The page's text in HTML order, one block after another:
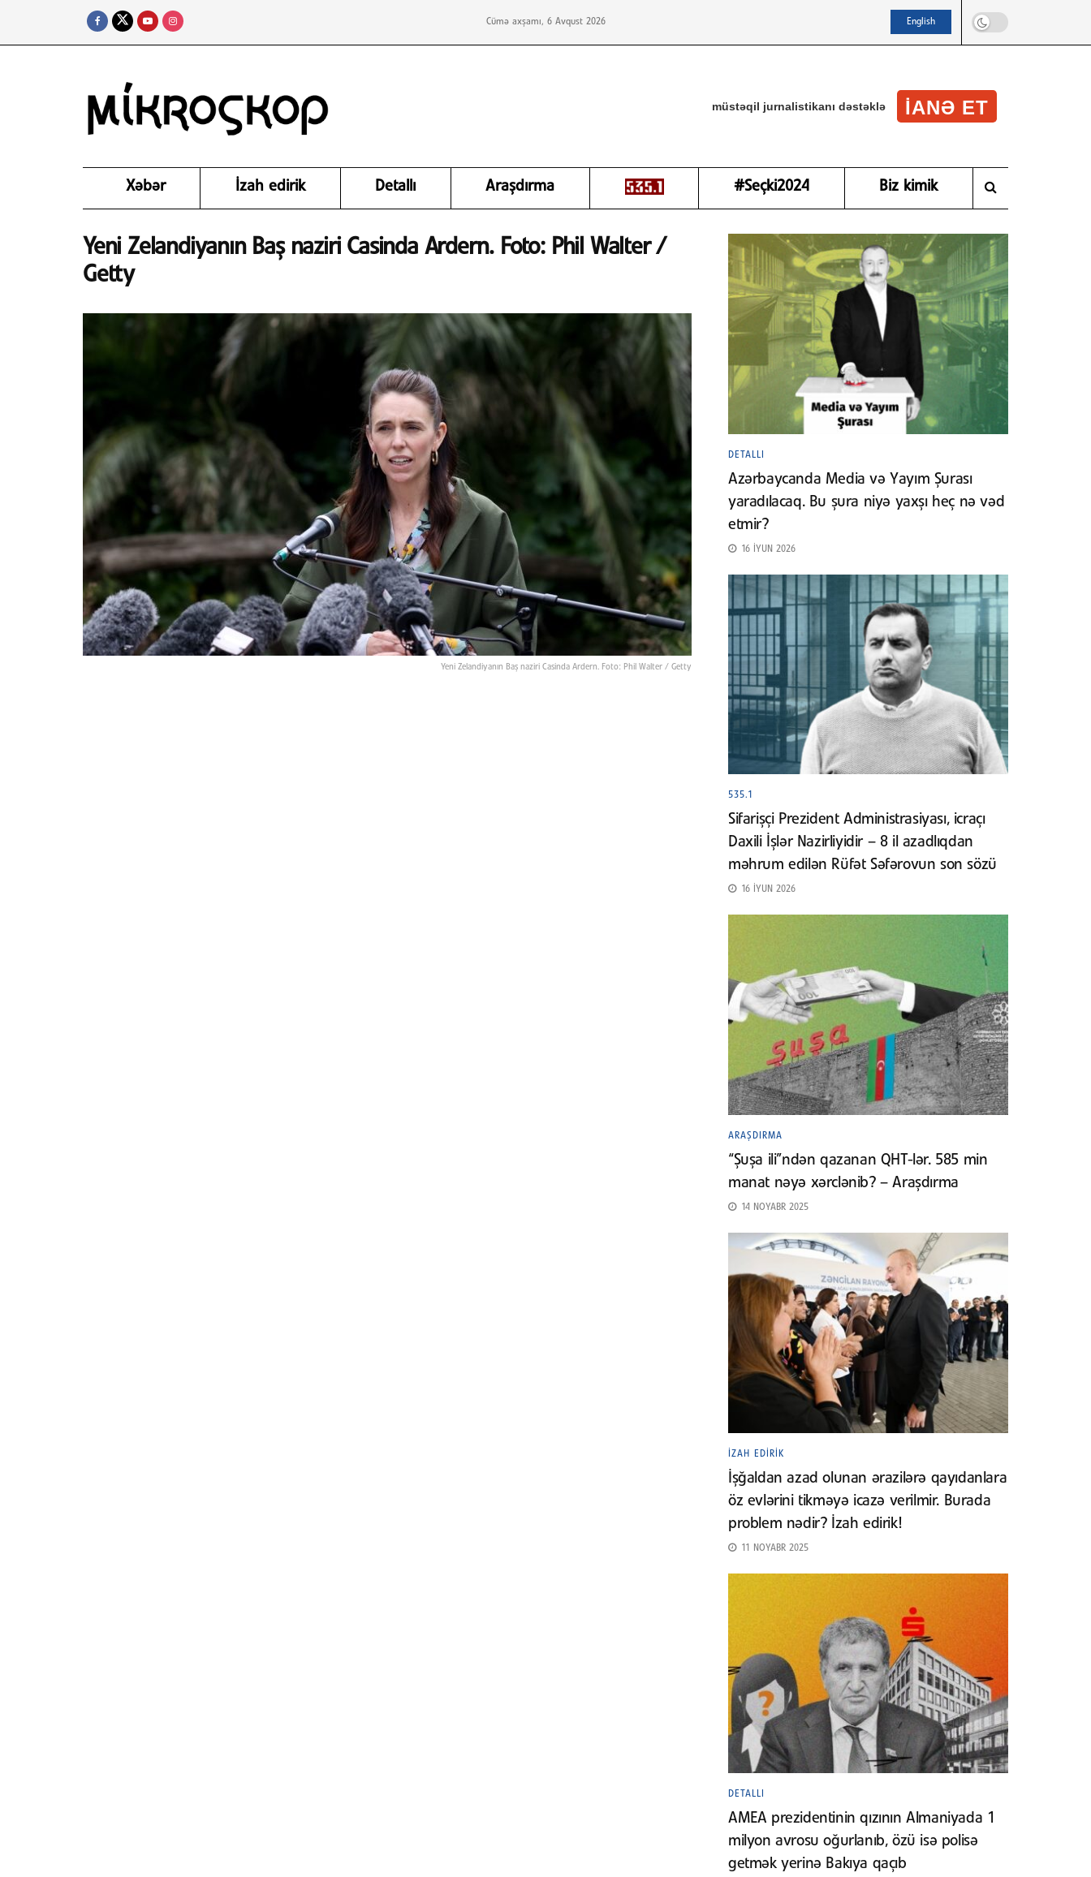
Cümə axşamı, 6 Avqust 2026 English
müstəqil jurnalistikanı dəstəklə IANƏ ET
Xəbər İzah edirik Detallı Araşdırma #Seçki2024 Biz kimik
Yeni Zelandiyanın Baş naziri Casinda Ardern. Foto: Phil Walter /
Getty
Yeni Zelandiyanın Baş naziri Casinda Ardern. Foto: Phil Walter / Getty
DETALLI
Azərbaycanda Media və Yayım Şurası
yaradılacaq. Bu şura niyə yaxşı heç nə vəd
etmir?
16 İYUN 2026
535.1
Sifarişçi Prezident Administrasiyası, icraçı
Daxili İşlər Nazirliyidir – 8 il azadlıqdan
məhrum edilən Rüfət Səfərovun son sözü
16 İYUN 2026
ARAŞDIRMA
“Şuşa ili”ndən qazanan QHT-lər. 585 min
manat nəyə xərclənib? – Araşdırma
14 NOYABR 2025
İZAH EDIRIK
İşğaldan azad olunan ərazilərə qayıdanlara
öz evlərini tikməyə icazə verilmir. Burada
problem nədir? İzah edirik!
11 NOYABR 2025
DETALLI
AMEA prezidentinin qızının Almaniyada 1
milyon avrosu oğurlanıb, özü isə polisə
getmək yerinə Bakıya qaçıb